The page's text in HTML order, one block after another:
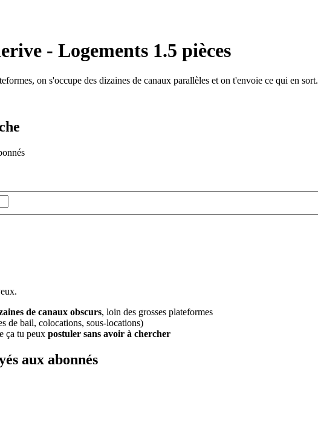
- Logements 1.5 pièces
on s'occupe des dizaines de canaux parallèles et on t'envoie ce qui en sort.
de canaux obscurs, loin des grosses plateformes
de bail, colocations, sous-locations)
ça tu peux postuler sans avoir à chercher
aux abonnés